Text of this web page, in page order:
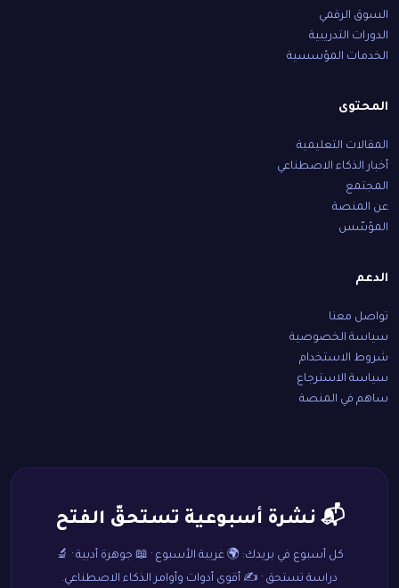
السوق الرقمي
الدورات التدريبية
الخدمات المؤسسية
المحتوى
المقالات التعليمية
أخبار الذكاء الاصطناعي
المجتمع
عن المنصة
المؤسّس
الدعم
تواصل معنا
سياسة الخصوصية
شروط الاستخدام
سياسة الاسترجاع
ساهم في المنصة
📬 نشرة أسبوعية تستحقّ الفتح
كل أسبوع في بريدك: 🌍 غريبة الأسبوع · 📖 جوهرة أدبية · 🔬
دراسة تستحق · ✍️ أقوى أدوات وأوامر الذكاء الاصطناعي.